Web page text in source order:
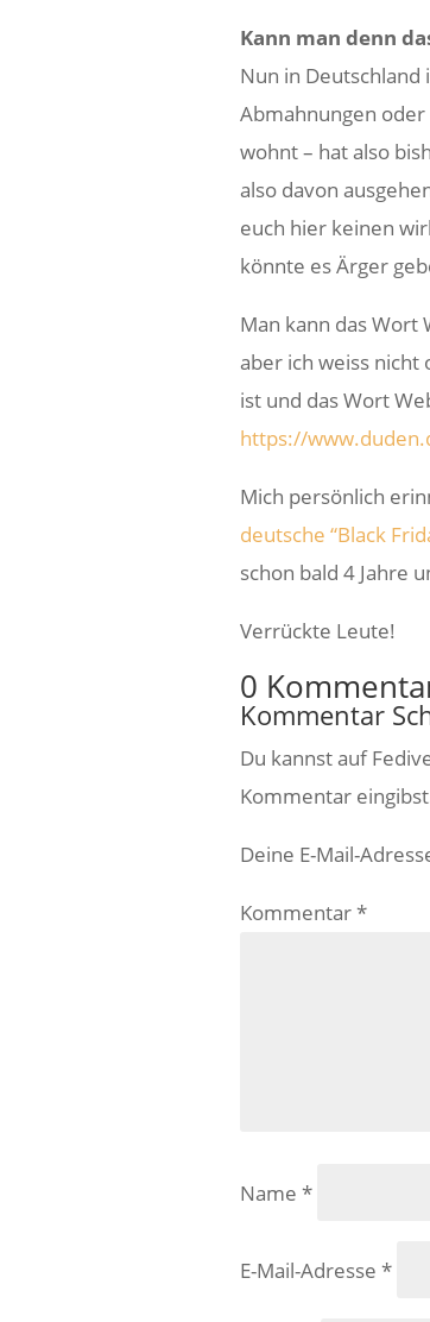
Kann man denn
Nun in
Abmahnungen
wohnt – hat also
also davon
euch hier keinen
könnte es Ärger
Man kann das Wort
aber ich weiss nicht
ist und das Wort
https://
Mich persönlich
deutsche “Black
schon bald 4 Jahre
Verrückte Leute!
0
Kommentar
Du kannst auf
Kommentar
Deine E-Mail-
Kommentar*
Name *
E-Mail-Adresse *